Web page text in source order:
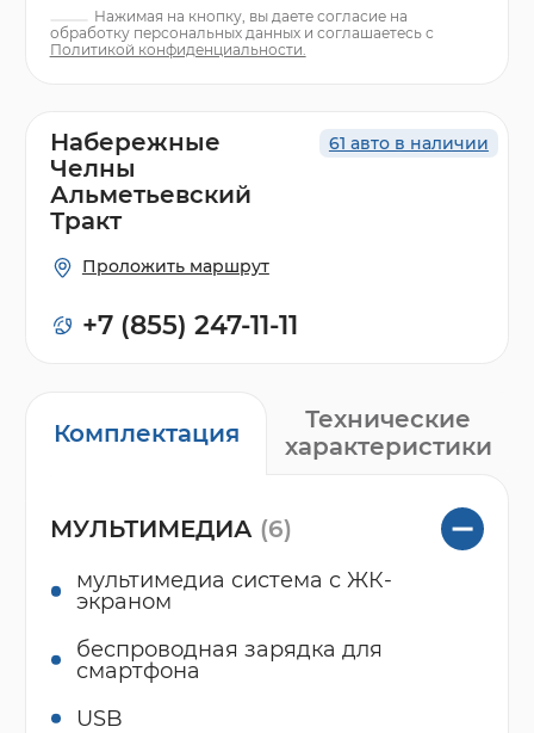
Нажимая на кнопку, вы даете согласие на
обработку персональных данных и соглашаетесь с
Политикой конфиденциальности.
Комплектация
Технические
характеристики
МУЛЬТИМЕДИА (6)
мультимедиа система с ЖК-
экраном
беспроводная зарядка для
смартфона
USB
61 авто в наличии
Набережные
Челны
Альметьевский
Тракт
Проложить маршрут
+7 (855) 247-11-11